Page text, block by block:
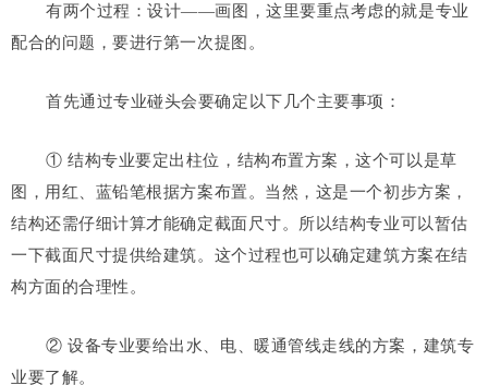
有两个过程：设计——画图，这里要重点考虑的就是专业
配合的问题，要进行第一次提图。
首先通过专业碰头会要确定以下几个主要事项：
① 结构专业要定出柱位，结构布置方案，这个可以是草
图，用红、蓝铅笔根据方案布置。当然，这是一个初步方案，
结构还需仔细计算才能确定截面尺寸。所以结构专业可以暂估
一下截面尺寸提供给建筑。这个过程也可以确定建筑方案在结
构方面的合理性。
② 设备专业要给出水、电、暖通管线走线的方案，建筑专
业要了解。